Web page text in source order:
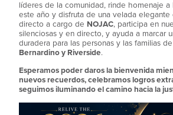
líderes de la comunidad, rinde homenaje
este año y disfruta de una velada elegante
directo a cargo de NOJAC, participa en
silenciosas y en directo, y ayuda a marcar
duradera para las personas y las familias de
Bernardino y Riverside.
Esperamos poder daros la bienvenida
nuevos recuerdos, celebramos logros
seguimos iluminando el camino hacia la